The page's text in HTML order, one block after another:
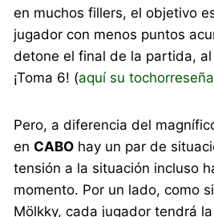
en muchos fillers, el objetivo
jugador con menos puntos
detone el final de la partida,
¡Toma 6! (aquí su tochorreseña
Pero, a diferencia del
enCABO hay un par de
tensión a la situación incluso
momento. Por un lado, como
Mölkky, cada jugador tendrá